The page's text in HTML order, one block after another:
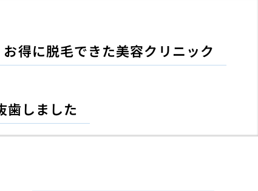
お得に脱毛できた美容クリニック
歯しました